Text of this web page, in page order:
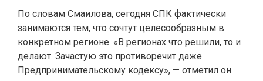
По словам Смаилова, сегодня СПК фактически
занимаются тем, что сочтут целесообразным в
конкретном регионе. «В регионах что решили, то и
делают. Зачастую это противоречит даже
Предпринимательскому кодексу», — отметил он.